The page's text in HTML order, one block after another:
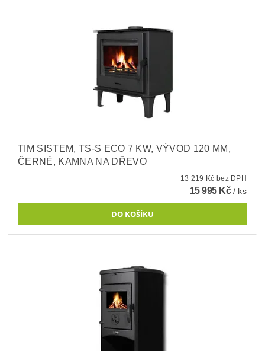
TIM SISTEM, TS-S ECO 7 KW, VÝVOD 120 MM,
ČERNÉ, KAMNA NA DŘEVO
13 219 Kč bez DPH
15 995 Kč/ ks